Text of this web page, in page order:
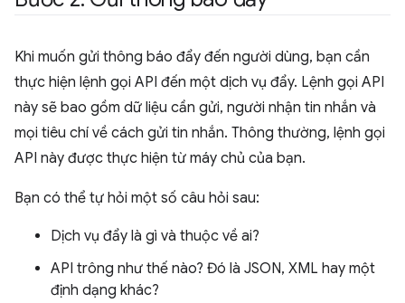
Khi muốn gửi thông báo đẩy đến người dùng, bạn cần
thực hiện lệnh gọi API đến một dịch vụ đẩy. Lệnh gọi API
này sẽ bao gồm dữ liệu cần gửi, người nhận tin nhắn và
mọi tiêu chí về cách gửi tin nhắn. Thông thường, lệnh gọi
API này được thực hiện từ máy chủ của bạn.
Bạn có thể tự hỏi một số câu hỏi sau:
Dịch vụ đẩy là gì và thuộc về ai?
API trông như thế nào? Đó là JSON, XML hay một
định dạng khác?